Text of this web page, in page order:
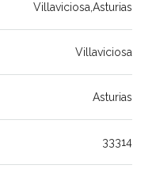
Villaviciosa,Asturias
Villaviciosa
Asturias
33314